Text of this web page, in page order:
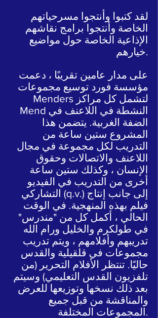
لقد كتبوا وأنتجوا مسرحياتهم
الخاصة وأنتجوا برامج نقاشهم
الإذاعية الخاصة حول مواضيع
خيارهم.
على مدار عامين تقريبًا ، دعمت
مؤسسة فورد توسيع مجموعات
Menders لتشمل كل مراكز
Mend النشطة في اللاعنف في
الضفة الغربية. يتضمن هذا
المشروع ستين ساعة من
التدريب لكل مجموعة في مجال
اللاعنف والاتصالات وحقوق
الإنسان ، وكذلك ستين ساعة
أخرى من التدريب في الفيديو
التشاركي (q.v.) إلى جانب إنتاج
فيلم بهذه المنهجية. في الوقت
الحالي ، أكمل كل من "مندرس"
في طولكرم والخليل ورام الله
تدريبهم وأفلامهم ، ويتم تدريب
مجموعات في قلقيلية والقدس
حاليًا. تنتظر الأفلام التحرير (من
تلفزيون القدس التعليمي) وسيتم
بعد ذلك نسخها وتوزيعها للعرض
والمناقشة من قبل جميع
المجموعات المختلفة.